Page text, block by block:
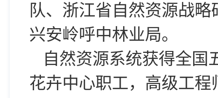
队、浙江省自然资源战
兴安岭呼中林业局。
自然资源系统获得全国
花卉中心职工，高级工